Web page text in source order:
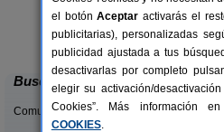
Albergue Rural El
Orea (Guadalajara)
Buscar
Comunidades:
el botónAceptar activarás el
publicitarias), personalizadas
publicidad ajustada a tus
desactivarlas por completo
elegir su activación/
Cookies”. Más información
COOKIES.